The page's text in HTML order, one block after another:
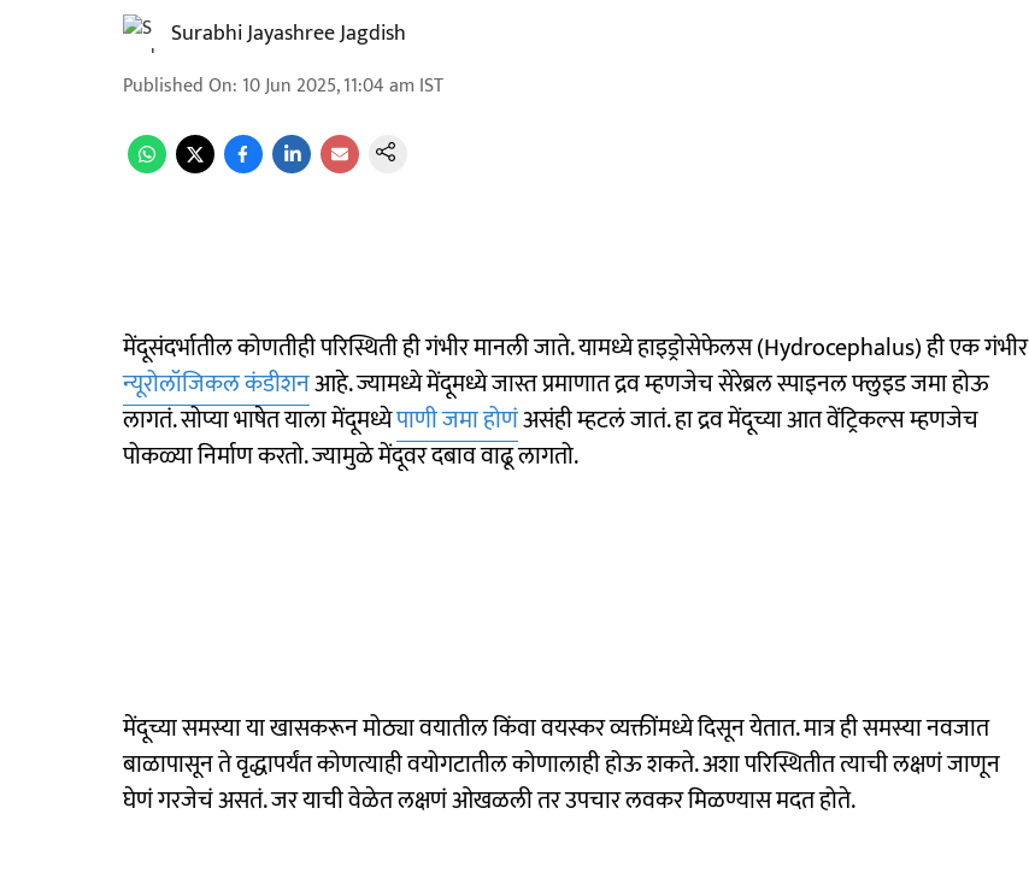
Surabhi Jayashree Jagdish
Published On: 10 Jun 2025, 11:04 am IST
मेंदूसंदर्भातील कोणतीही परिस्थिती ही गंभीर मानली जाते. यामध्ये हाइड्रोसेफेलस (Hydrocephalus) ही एक गंभीर
न्यूरोलॉजिकल कंडीशनआहे. ज्यामध्ये मेंदूमध्ये जास्त प्रमाणात द्रव म्हणजेच सेरेब्रल स्पाइनल फ्लुइड जमा होऊ
लागतं. सोप्या भाषेत याला मेंदूमध्येपाणी जमा होणंअसंही म्हटलं जातं. हा द्रव मेंदूच्या आत वेंट्रिकल्स म्हणजेच
पोकळ्या निर्माण करतो. ज्यामुळे मेंदूवर दबाव वाढू लागतो.
मेंदूच्या समस्या या खासकरून मोठ्या वयातील किंवा वयस्कर व्यक्तींमध्ये दिसून येतात. मात्र ही समस्या नवजात
बाळापासून ते वृद्धापर्यंत कोणत्याही वयोगटातील कोणालाही होऊ शकते. अशा परिस्थितीत त्याची लक्षणं जाणून
घेणं गरजेचं असतं. जर याची वेळेत लक्षणं ओखळली तर उपचार लवकर मिळण्यास मदत होते.